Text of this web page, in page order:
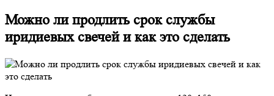
Можно ли продлить срок службы
иридиевых свечей и как это сделать